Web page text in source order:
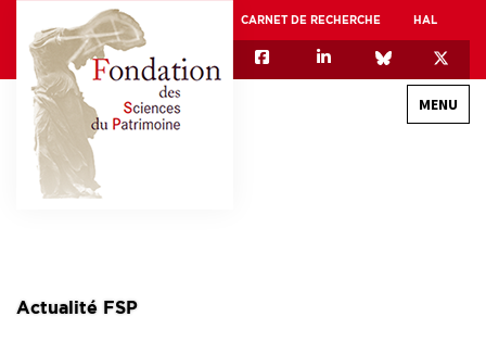
CARNET DE RECHERCHE HAL
MENU
ASSOCIATION DES JEUNES CHERCHEURS EN SCIENCES DU PATRIMOINE – AFJ2CSP
Actualité FSP